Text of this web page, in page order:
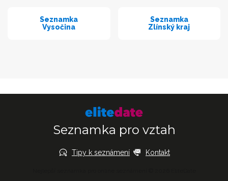
Seznamka
Vysočina
Seznamka
Zlínský kraj
Seznamka pro vztah
Tipy k seznámení Kontakt